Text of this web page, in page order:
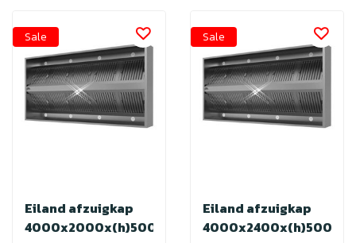
Eiland afzuigkap
4000x2000x(h)500
Sale
Eiland afzuigkap
4000x2400x(h)500
Sale